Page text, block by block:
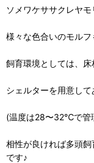
ソメワケササクレヤモ
様々な色合いのモルフ
飼育環境としては、
シェルターを用意して
(温度は28〜32℃で管
相性が良ければ多頭
です♪